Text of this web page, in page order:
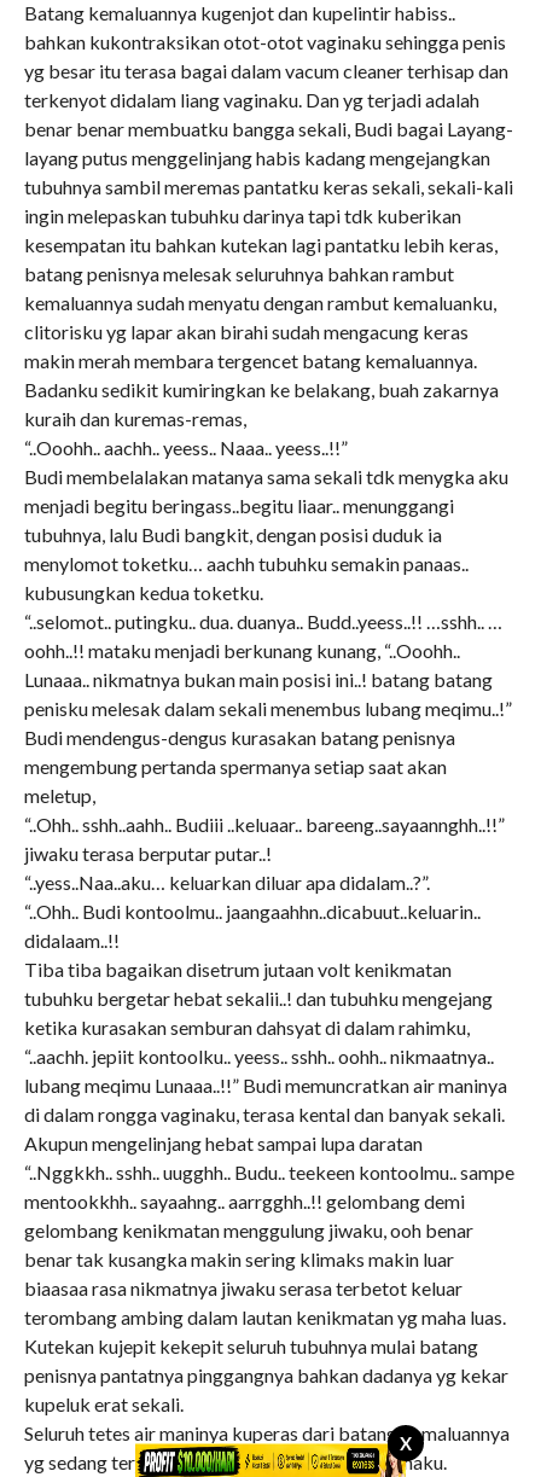
X
Batang kemaluannya kugenjot dan kupelintir habiss..
bahkan kukontraksikan otot-otot vaginaku sehingga penis
yg besar itu terasa bagai dalam vacum cleaner terhisap dan
terkenyot didalam liang vaginaku. Dan yg terjadi adalah
benar benar membuatku bangga sekali, Budi bagai Layang-
layang putus menggelinjang habis kadang mengejangkan
tubuhnya sambil meremas pantatku keras sekali, sekali-kali
ingin melepaskan tubuhku darinya tapi tdk kuberikan
kesempatan itu bahkan kutekan lagi pantatku lebih keras,
batang penisnya melesak seluruhnya bahkan rambut
kemaluannya sudah menyatu dengan rambut kemaluanku,
clitorisku yg lapar akan birahi sudah mengacung keras
makin merah membara tergencet batang kemaluannya.
Badanku sedikit kumiringkan ke belakang, buah zakarnya
kuraih dan kuremas-remas,
“..Ooohh.. aachh.. yeess.. Naaa.. yeess..!!”
Budi membelalakan matanya sama sekali tdk menygka aku
menjadi begitu beringass..begitu liaar.. menunggangi
tubuhnya, lalu Budi bangkit, dengan posisi duduk ia
menylomot toketku… aachh tubuhku semakin panaas..
kubusungkan kedua toketku.
“..selomot.. putingku.. dua. duanya.. Budd..yeess..!! …sshh.. …
oohh..!! mataku menjadi berkunang kunang, “..Ooohh..
Lunaaa.. nikmatnya bukan main posisi ini..! batang batang
penisku melesak dalam sekali menembus lubang meqimu..!”
Budi mendengus-dengus kurasakan batang penisnya
mengembung pertanda spermanya setiap saat akan
meletup,
“..Ohh.. sshh..aahh.. Budiii ..keluaar.. bareeng..sayaannghh..!!”
jiwaku terasa berputar putar..!
“..yess..Naa..aku… keluarkan diluar apa didalam..?”.
“..Ohh.. Budi kontoolmu.. jaangaahhn..dicabuut..keluarin..
didalaam..!!
Tiba tiba bagaikan disetrum jutaan volt kenikmatan
tubuhku bergetar hebat sekalii..! dan tubuhku mengejang
ketika kurasakan semburan dahsyat di dalam rahimku,
“..aachh. jepiit kontoolku.. yeess.. sshh.. oohh.. nikmaatnya..
lubang meqimu Lunaaa..!!” Budi memuncratkan air maninya
di dalam rongga vaginaku, terasa kental dan banyak sekali.
Akupun mengelinjang hebat sampai lupa daratan
“..Nggkkh.. sshh.. uugghh.. Budu.. teekeen kontoolmu.. sampe
mentookkhh.. sayaahng.. aarrgghh..!! gelombang demi
gelombang kenikmatan menggulung jiwaku, ooh benar
benar tak kusangka makin sering klimaks makin luar
biaasaa rasa nikmatnya jiwaku serasa terbetot keluar
terombang ambing dalam lautan kenikmatan yg maha luas.
Kutekan kujepit kekepit seluruh tubuhnya mulai batang
penisnya pantatnya pinggangnya bahkan dadanya yg kekar
kupeluk erat sekali.
Seluruh tetes air maninya kuperas dari batang kemaluannya
yg sedang terjepit menyatu di dalam liang vaginaku.